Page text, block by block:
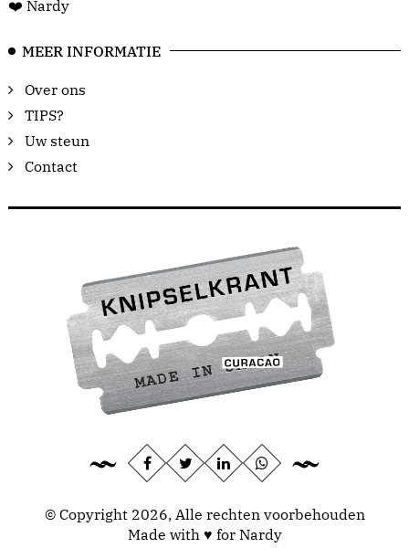
❤️ Nardy
MEER INFORMATIE
Over ons
TIPS?
Uw steun
Contact
© Copyright 2026, Alle rechten voorbehouden
Made with ♥ for Nardy